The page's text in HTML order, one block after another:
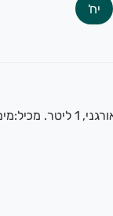
יח'